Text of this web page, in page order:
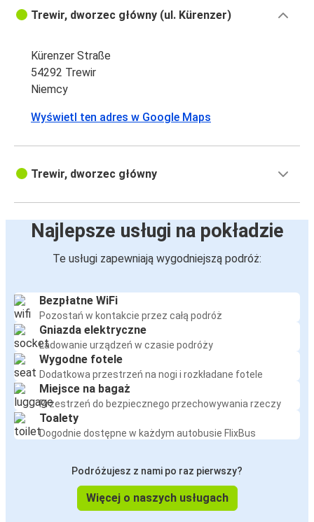
Trewir, dworzec główny (ul. Kürenzer)
Kürenzer Straße
54292 Trewir
Niemcy
Wyświetl ten adres w Google Maps
Trewir, dworzec główny
Najlepsze usługi na pokładzie
Te usługi zapewniają wygodniejszą podróż:
Bezpłatne WiFi
Pozostań w kontakcie przez całą podróż
Gniazda elektryczne
Ładowanie urządzeń w czasie podróży
Wygodne fotele
Dodatkowa przestrzeń na nogi i rozkładane fotele
Miejsce na bagaż
Przestrzeń do bezpiecznego przechowywania rzeczy
Toalety
Dogodnie dostępne w każdym autobusie FlixBus
Podróżujesz z nami po raz pierwszy?
Więcej o naszych usługach